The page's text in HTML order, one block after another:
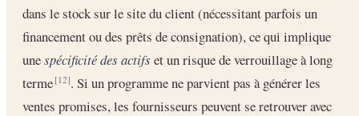
dans le stock sur le site du client (nécessitant parfois un
financement ou des prêts de consignation), ce qui implique
unespécificité des actifs et un risque de verrouillage à long
terme[12]. Si un programme ne parvient pas à générer les
ventes promises, les fournisseurs peuvent se retrouver avec